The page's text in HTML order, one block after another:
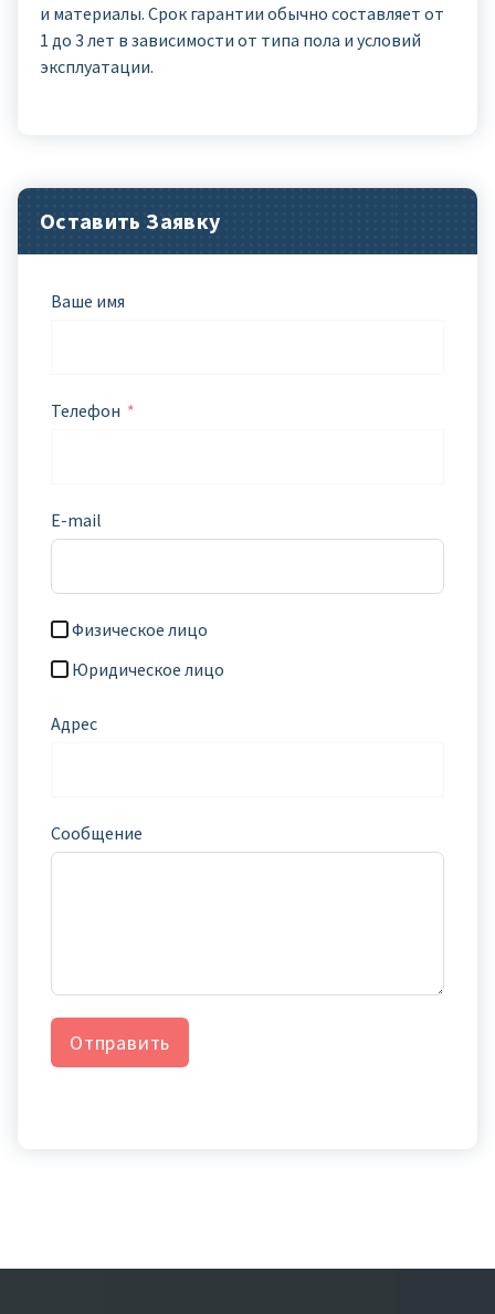
и материалы. Срок гарантии обычно составляет от
1 до 3 лет в зависимости от типа пола и условий
эксплуатации.
Оставить Заявку
Ваше имя
Телефон
E-mail
Физическое лицо
Юридическое лицо
Адрес
Сообщение
Отправить